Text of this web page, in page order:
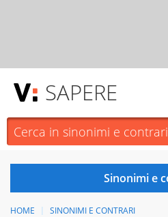
SAPERE
HOME SINONIMI E CONTRARI